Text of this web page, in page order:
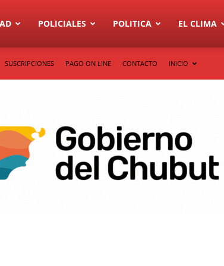
POLICIALES POLITICA EL CLIMA
SUSCRIPCIONES PAGO ON LINE CONTACTO INICIO